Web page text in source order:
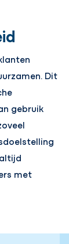
Dit
gebruik
met